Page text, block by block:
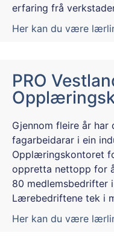
erfaring frå
Her kan du være
PRO
Gjennom fleire år har
fagarbeidarar i ein
Opplæringskontoret
oppretta nettopp for
80 medlemsbedrifter
Lærebedriftene tek i
Her kan du være